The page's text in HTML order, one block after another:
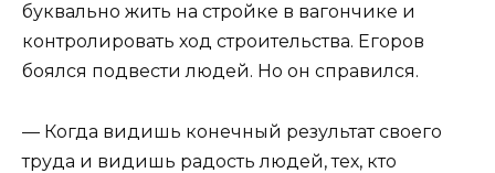
буквально жить на стройке в вагончике и
контролировать ход строительства. Егоров
боялся подвести людей. Но он справился.
— Когда видишь конечный результат своего
труда и видишь радость людей, тех, кто